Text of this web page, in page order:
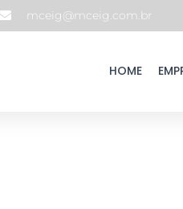
mceig@mceig.com.br
HOME